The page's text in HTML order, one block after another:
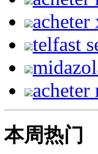
acheter
telfast
acheter
本周热门